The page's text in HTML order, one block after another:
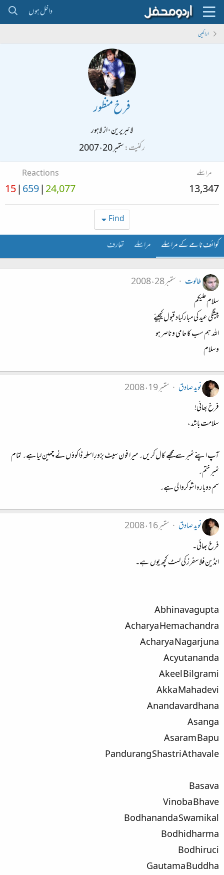
داخل ہوں
اراکین
فرخ منظور
لائبریرین·ازلاہور
رکنیت ستمبر 20، 2007
مراسلے
13,347
Reactions
24,077
659
15
Find
کوائف نامے کے مراسلے مراسلے تعارف
طالوت
ستمبر 28، 2008
سلام علیکم
پیشگی عید کی مبارکباد قبول کیجیئے
اللہ ہم سب کا حامی و ناصر ہو
وسلام
نوید صادق
ستمبر 19، 2008
فرخ بھائی!
سلامت باشد،
آپ اپنے نمبر سے مجھے کال کریں۔ میرا فون سیٹ بزورِ اسلحہ ڈاکوؤں نے چھین لیا ہے۔ تمام
نمبر ختم۔
سم دوبارہ اشو کروا لی ہے۔
نوید صادق
ستمبر 16، 2008
فرخ بھائی۔
انڈین فلاسفرز کی لسٹ کچھ یوں ہے۔
Abhinavagupta
Acharya Hemachandra
Acharya Nagarjuna
Acyutananda
Akeel Bilgrami
Akka Mahadevi
Anandavardhana
Asanga
Asaram Bapu
Pandurang Shastri Athavale
Basava
Vinoba Bhave
Bodhananda Swamikal
Bodhidharma
Bodhiruci
Gautama Buddha